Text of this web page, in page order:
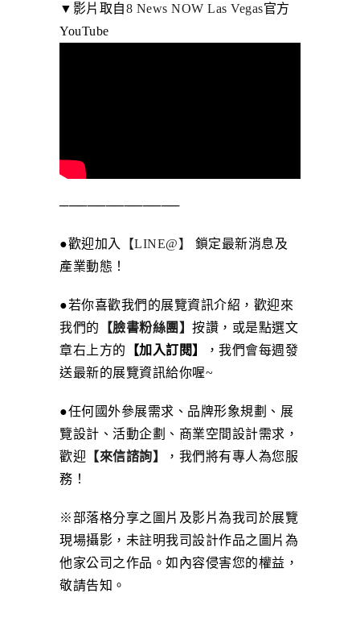
▼影片取自8 News NOW Las Vegas官方
YouTube
─────────────
●歡迎加入 【LINE@】
鎖定最新消息及
產業動態！
●若你喜歡我們的展覽資訊介紹，歡迎來
我們的 【臉書粉絲團】 按讚，或是點選文
章右上方的 【加入訂閱】
，我們會每週發
送最新的展覽資訊給你喔~
●任何國外參展需求、品牌形象規劃、展
覽設計、活動企劃、商業空間設計需求，
歡迎 【來信諮詢】
，我們將有專人為您服
務！
※部落格分享之圖片及影片為我司於展覽
現場攝影，未註明我司設計作品之圖片為
他家公司之作品。如內容侵害您的權益，
敬請告知。